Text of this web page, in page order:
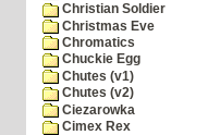
Christian Soldier
Christmas Eve
Chromatics
Chuckie Egg
Chutes (v1)
Chutes (v2)
Ciezarowka
Cimex Rex